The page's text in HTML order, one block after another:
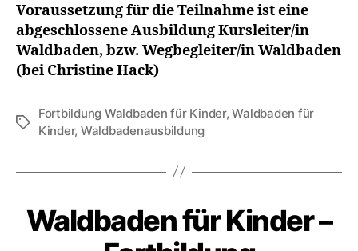
Voraussetzung für die Teilnahme ist eine
abgeschlossene Ausbildung Kursleiter/in
Waldbaden, bzw. Wegbegleiter/in Waldbaden
(bei Christine Hack)
Fortbildung Waldbaden für Kinder,Waldbaden für
Kinder, Waldbadenausbildung
Waldbaden für Kinder –